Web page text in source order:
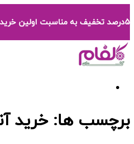
5درصد تخفیف به مناسبت اولین خرید: کد تخفیف ( BEST5 )
برچسب ها: خرید